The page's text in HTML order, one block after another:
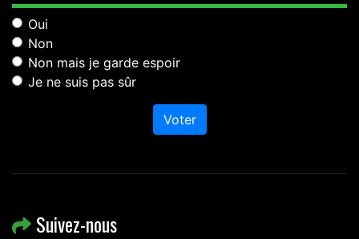
Oui
Non
Non mais je garde espoir
Je ne suis pas sûr
Voter
Suivez-nous